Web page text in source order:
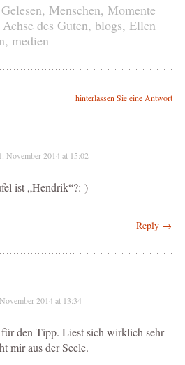
Gelesen, Menschen, Momente
Achse des Guten, blogs, Ellen
, medien
hinterlassen Sie eine Antwort
November 2014 at 15:02
ist „Hendrik“?:-)
Reply →
2014 at 13:34
den Tipp. Liest sich wirklich sehr
mir aus der Seele.